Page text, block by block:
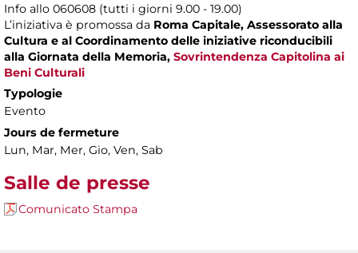
Info allo 060608 (tutti i giorni 9.00 - 19.00)
L’iniziativa è promossa da Roma Capitale, Assessorato alla
Cultura e al Coordinamento delle iniziative riconducibili
alla Giornata della Memoria, Sovrintendenza Capitolina ai
Beni Culturali
Typologie
Evento
Jours de fermeture
Lun, Mar, Mer, Gio, Ven, Sab
Salle de presse
Comunicato Stampa